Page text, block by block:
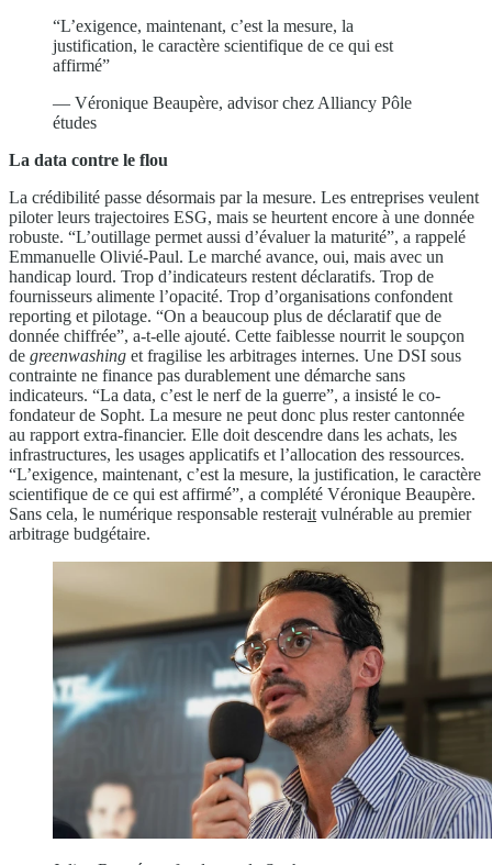
“L’exigence, maintenant, c’est la mesure, la
justification, le caractère scientifique de ce qui est
affirmé”
— Véronique Beaupère, advisor chez Alliancy Pôle
études
La data contre le flou
La crédibilité passe désormais par la mesure. Les entreprises veulent
piloter leurs trajectoires ESG, mais se heurtent encore à une donnée
robuste. “L’outillage permet aussi d’évaluer la maturité”, a rappelé
Emmanuelle Olivié-Paul. Le marché avance, oui, mais avec un
handicap lourd. Trop d’indicateurs restent déclaratifs. Trop de
fournisseurs alimente l’opacité. Trop d’organisations confondent
reporting et pilotage. “On a beaucoup plus de déclaratif que de
donnée chiffrée”, a-t-elle ajouté. Cette faiblesse nourrit le soupçon
de greenwashing et fragilise les arbitrages internes. Une DSI sous
contrainte ne finance pas durablement une démarche sans
indicateurs. “La data, c’est le nerf de la guerre”, a insisté le co-
fondateur de Sopht. La mesure ne peut donc plus rester cantonnée
au rapport extra-financier. Elle doit descendre dans les achats, les
infrastructures, les usages applicatifs et l’allocation des ressources.
“L’exigence, maintenant, c’est la mesure, la justification, le caractère
scientifique de ce qui est affirmé”, a complété Véronique Beaupère.
Sans cela, le numérique responsable resterait vulnérable au premier
arbitrage budgétaire.